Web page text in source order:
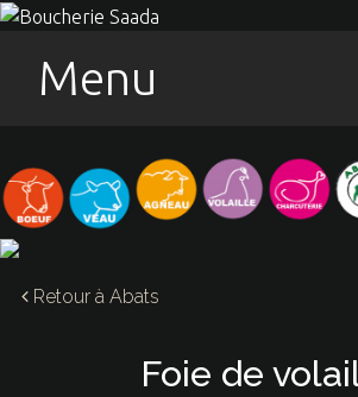
Menu
Retour à Abats
Foie de